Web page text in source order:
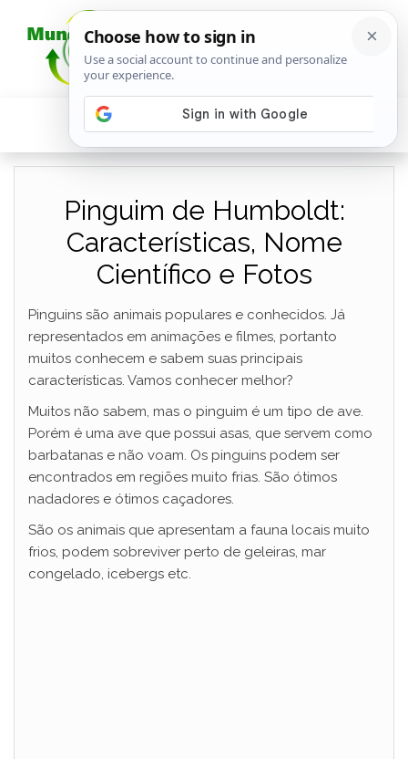
Pinguim de Humboldt:
Características, Nome
Científico e Fotos
Pinguins são animais populares e conhecidos. Já
representados em animações e filmes, portanto
muitos conhecem e sabem suas principais
características. Vamos conhecer melhor?
Muitos não sabem, mas o pinguim é um tipo de ave.
Porém é uma ave que possui asas, que servem como
barbatanas e não voam. Os pinguins podem ser
encontrados em regiões muito frias. São ótimos
nadadores e ótimos caçadores.
São os animais que apresentam a fauna locais muito
frios, podem sobreviver perto de geleiras, mar
congelado, icebergs etc.